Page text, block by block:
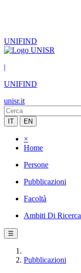
UNIFIND
|
UNIFIND
unisr.it
IT EN
×
Home
Persone
Pubblicazioni
Facoltà
Ambiti Di Ricerca
☰
Pubblicazioni